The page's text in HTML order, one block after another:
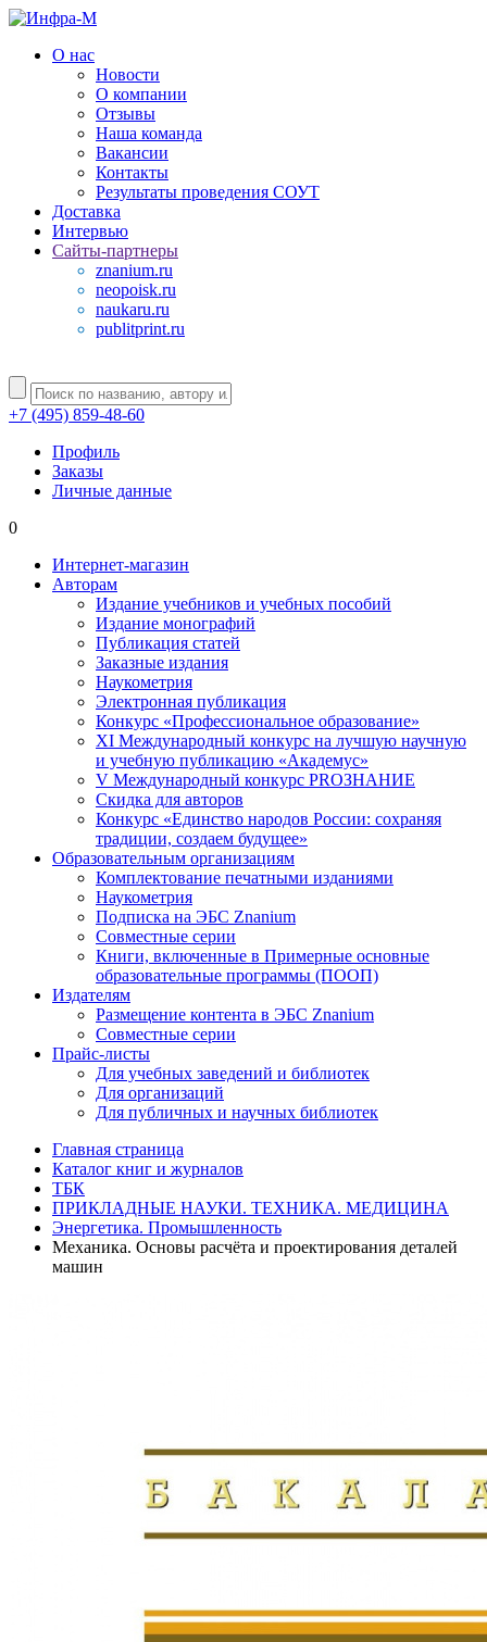
О нас
Новости
О компании
Отзывы
Наша команда
Вакансии
Контакты
Результаты проведения СОУТ
Доставка
Интервью
Сайты-партнеры
znanium.ru
neopoisk.ru
naukaru.ru
publitprint.ru
+7 (495) 859-48-60
Профиль
Заказы
Личные данные
0
Интернет-магазин
Авторам
Издание учебников и учебных пособий
Издание монографий
Публикация статей
Заказные издания
Наукометрия
Электронная публикация
Конкурс «Профессиональное образование»
XI Международный конкурс на лучшую научную
и учебную публикацию «Академус»
V Международный конкурс PROЗНАНИЕ
Скидка для авторов
Конкурс «Единство народов России: сохраняя
традиции, создаем будущее»
Образовательным организациям
Комплектование печатными изданиями
Наукометрия
Подписка на ЭБС Znanium
Совместные серии
Книги, включенные в Примерные основные
образовательные программы (ПООП)
Издателям
Размещение контента в ЭБС Znanium
Совместные серии
Прайс-листы
Для учебных заведений и библиотек
Для организаций
Для публичных и научных библиотек
Главная страница
Каталог книг и журналов
ТБК
ПРИКЛАДНЫЕ НАУКИ. ТЕХНИКА. МЕДИЦИНА
Энергетика. Промышленность
Механика. Основы расчёта и проектирования деталей
машин